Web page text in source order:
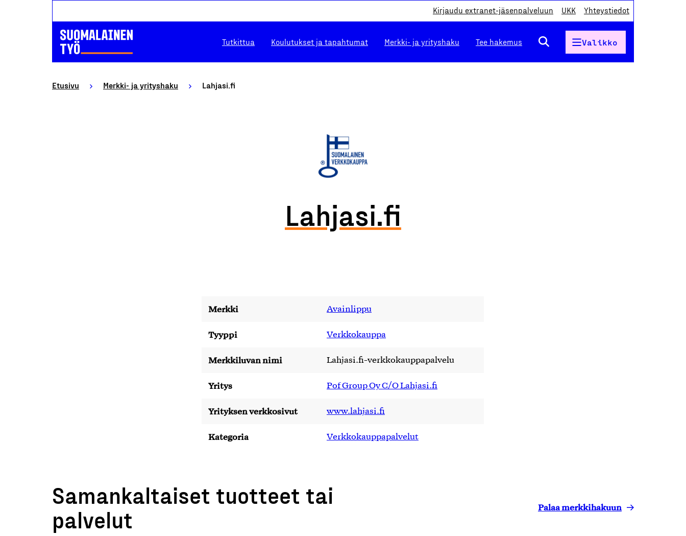
Kirjaudu extranet-jäsenpalveluun UKK Yhteystiedot
Tutkittua Koulutukset ja tapahtumat Merkki- ja yrityshaku Tee hakemus Valikko
Etusivu Merkki- ja yrityshaku Lahjasi.fi
Lahjasi.fi
Merkki Avainlippu
Tyyppi Verkkokauppa
Merkkiluvan nimi Lahjasi.fi-verkkokauppapalvelu
Yritys Pof Group Oy C/O Lahjasi.fi
Yrityksen verkkosivut www.lahjasi.fi
Kategoria Verkkokauppapalvelut
Samankaltaiset tuotteet tai
palvelut
Palaa merkkihakuun